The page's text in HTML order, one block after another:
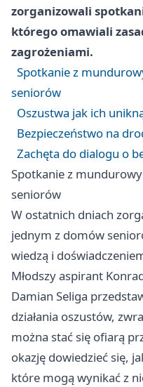
zorganizowali
którego omawiali
zagrożeniami.
Spotkanie z
seniorów
Oszustwa jak ich
Bezpieczeństwo na
Zachęta do dialogu o
Spotkanie z
seniorów
W ostatnich dniach
jednym z domów
wiedzą i
Młodszy aspirant
Damian Seliga
działania oszustów,
można stać się ofiarą
okazję dowiedzieć się,
które mogą wynikać z